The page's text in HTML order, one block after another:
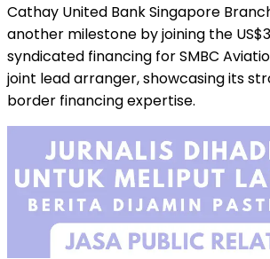
Cathay United Bank Singapore
another milestone by joining the
syndicated financing for SMBC
joint lead arranger, showcasing its
border financing expertise.